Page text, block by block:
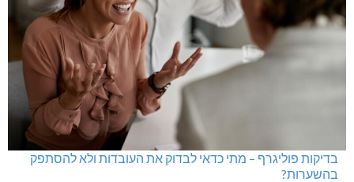
בדיקות פוליגרף – מתי כדאי לבדוק את העובדות ולא להסתפק
בהשערות?